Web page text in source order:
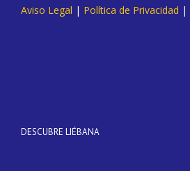
Aviso Legal | Política de Privacidad |
DESCUBRE LIÉBANA